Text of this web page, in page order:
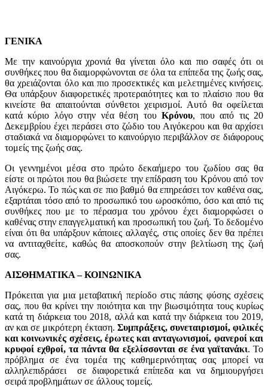
ΓΕΝΙΚΑ
Με την καινούργια χρονιά θα γίνεται όλο και πιο σαφές ότι οι
συνθήκες που θα διαμορφώνονται σε όλα τα επίπεδα της ζωής σας,
θα χρειάζονται όλο και πιο προσεκτικές και μελετημένες κινήσεις.
Θα υπάρξουν διαφορετικές προτεραιότητες και το πλαίσιο που θα
κινείστε θα απαιτούνται σύνθετοι χειρισμοί. Αυτό θα οφείλεται
κατά κύριο λόγο στην νέα θέση τουΚρόνου, που από τις 20
Δεκεμβρίου έχει περάσει στο ζώδιο του Αιγόκερου και θα αρχίσει
σταδιακά να διαμορφώνει το καινούργιο περιβάλλον σε διάφορους
τομείς της ζωής σας.
Οι γεννημένοι μέσα στο πρώτο δεκαήμερο του ζωδίου σας θα
είστε οι πρώτοι που θα βιώσετε την επίδραση του Κρόνου από τον
Αιγόκερω. Το πώς και σε πιο βαθμό θα επηρεάσει τον καθένα σας,
εξαρτάται τόσο από το προσωπικό του ωροσκόπιο, όσο και από τις
συνθήκες που με το πέρασμα του χρόνου έχει διαμορφώσει ο
καθένας στην επαγγελματική και προσωπική του ζωή. Το δεδομένο
είναι ότι θα υπάρξουν κάποιες αλλαγές, στις οποίες δεν θα πρέπει
να αντιταχθείτε, καθώς θα αποσκοπούν στην βελτίωση της ζωή
σας.
ΑΙΣΘΗΜΑΤΙΚΑ – ΚΟΙΝΩΝΙΚΑ
Πρόκειται για μια μεταβατική περίοδο στις πάσης φύσης σχέσεις
σας, που θα κρίνει την ποιότητα και την βιωσιμότητα τους κυρίως
κατά τη διάρκεια του 2018, αλλά και κατά την διάρκεια του 2019,
αν και σε μικρότερη έκταση. Συμπράξεις, συνεταιρισμοί, φιλικές
και κοινωνικές σχέσεις, έρωτες και ανταγωνισμοί, φανεροί και
κρυφοί εχθροί, τα πάντα θα εξελίσσονται σε ένα γαϊτανάκι. Το
πρόβλημα σε ένα τομέα της καθημερινότητας σας μπορεί να
αλληλεπιδράσει σε διαφορετικά επίπεδα και να δημιουργήσει
σειρά προβλημάτων σε άλλους τομείς.